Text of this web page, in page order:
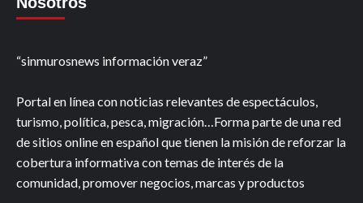
“sinmurosnews información veraz”
Portal en línea con noticias relevantes de espectáculos,
turismo, política, pesca, migración…Forma parte de una red
de sitios online en español que tienen la misión de reforzar la
cobertura informativa con temas de interés de la
comunidad, promover negocios, marcas y productos